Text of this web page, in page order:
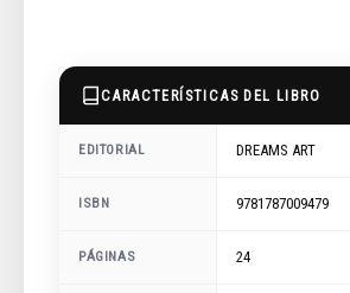
CARACTERÍSTICAS DEL LIBRO
EDITORIAL DREAMS ART
ISBN 9781787009479
PÁGINAS 24